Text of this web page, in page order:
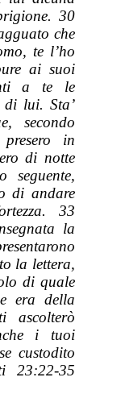
30
che
te l’ho
ai suoi
a te le
di lui. Sta’
secondo
in
di notte
di andare
33
la
la lettera,
di quale
era della
i tuoi
custodito
23:22-35